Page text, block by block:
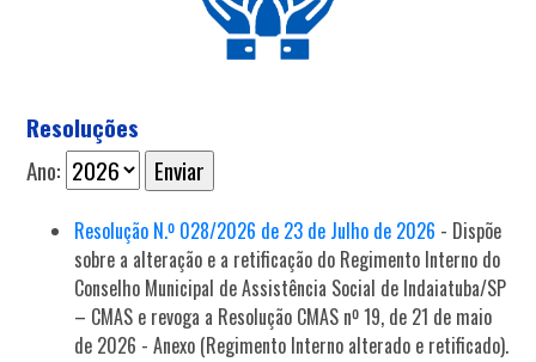
Resoluções
Ano:
Resolução N.º 028/2026 de 23 de Julho de 2026 - Dispõe
sobre a alteração e a retificação do Regimento Interno do
Conselho Municipal de Assistência Social de Indaiatuba/SP
– CMAS e revoga a Resolução CMAS nº 19, de 21 de maio
de 2026 - Anexo (Regimento Interno alterado e retificado).